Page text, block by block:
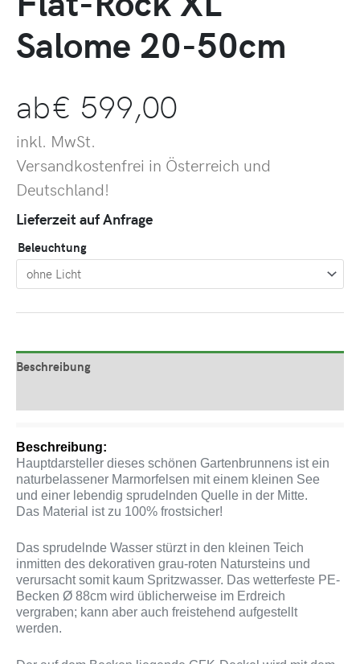
Salome 20-50cm
ab€ 599,00
inkl. MwSt.
Versandkostenfrei in Österreich und
Deutschland!
Lieferzeit auf Anfrage
Beleuchtung
Beschreibung
Beschreibung:
Hauptdarsteller dieses schönen Gartenbrunnens ist ein
naturbelassener Marmorfelsen mit einem kleinen See
und einer lebendig sprudelnden Quelle in der Mitte.
Das Material ist zu 100% frostsicher!
Das sprudelnde Wasser stürzt in den kleinen Teich
inmitten des dekorativen grau-roten Natursteins und
verursacht somit kaum Spritzwasser. Das wetterfeste PE-
Becken Ø 88cm wird üblicherweise im Erdreich
vergraben; kann aber auch freistehend aufgestellt
werden.